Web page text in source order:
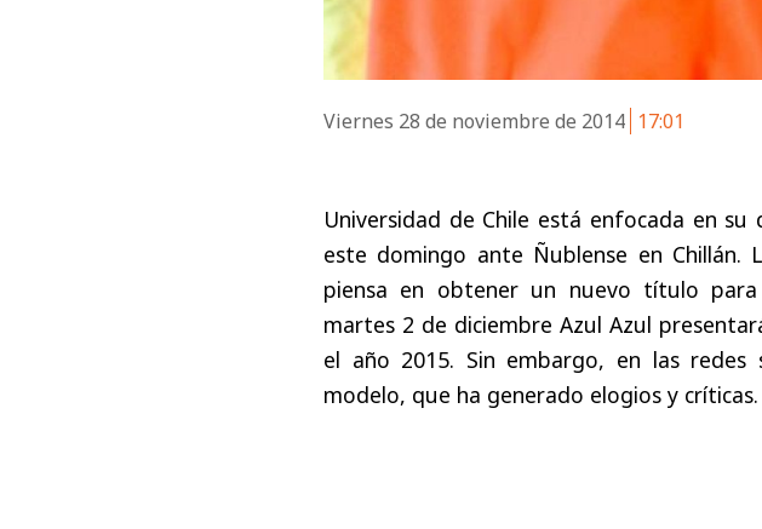
Viernes 28 de noviembre de 2014 17:01
Universidad de Chile está enfocada en
este domingo ante Ñublense en Chillán.
piensa en obtener un nuevo título
martes 2 de diciembre Azul Azul
el año 2015. Sin embargo, en las
modelo, que ha generado elogios y críticas.